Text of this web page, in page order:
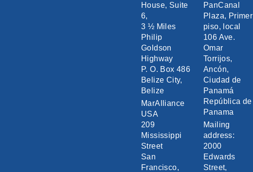
House, Suite
6,
3 ½ Miles
Philip
Goldson
Highway
P. O. Box 486
Belize City,
Belize
MarAlliance
USA
209
Mississippi
Street
San
Francisco,
PanCanal
Plaza, Primer
piso, local
106 Ave.
Omar
Torrijos,
Ancón,
Ciudad de
Panamá
República de
Panama
Mailing
address:
2000
Edwards
Street,